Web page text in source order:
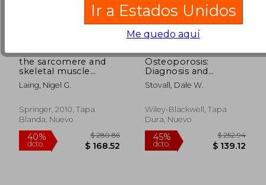
45%
dcto. $ 70.60
45%
dcto. $
the sarcomere and
skeletal muscle
disease (en Inglés)
Laing, Nigel G.
Springer, 2010, Tapa
Blanda, Nuevo
Osteoporosis:
Diagnosis and
Management (en
Inglés)
Stovall, Dale W.
Wiley-Blackwell, Tapa
Dura, Nuevo
Ir a Estados Unidos
Me quedo aquí